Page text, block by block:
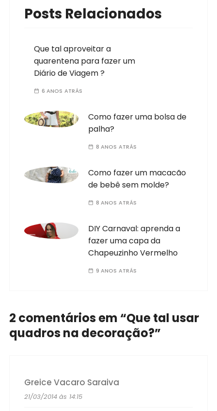
Posts Relacionados
Que tal aproveitar a
quarentena para fazer um
Diário de Viagem ?
6 ANOS ATRÁS
Como fazer uma bolsa de
palha?
8 ANOS ATRÁS
Como fazer um macacão
de bebê sem molde?
8 ANOS ATRÁS
DIY Carnaval: aprenda a
fazer uma capa da
Chapeuzinho Vermelho
9 ANOS ATRÁS
2 comentários em “Que tal usar
quadros na decoração?”
Greice Vacaro Saraiva
21/03/2014 às 14:15